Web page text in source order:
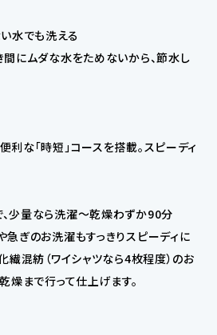
水でも洗える
間にムダな水をためないから、節水し
な「時短」コースを搭載。スピーディ
少量なら洗濯〜乾燥わずか90分
ぎのお洗濯もすっきりスピーディに
繊混紡（ワイシャツなら4枚程度）のお
燥まで行って仕上げます。